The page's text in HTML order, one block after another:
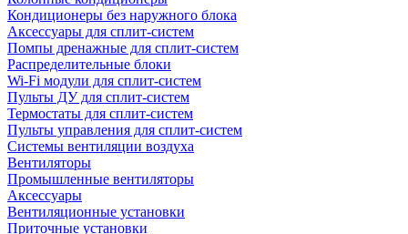
Кондиционеры без наружного блока
Аксессуары для сплит-систем
Помпы дренажные для сплит-систем
Распределительные блоки
Wi-Fi модули для сплит-систем
Пульты ДУ для сплит-систем
Термостаты для сплит-систем
Пульты управления для сплит-систем
Системы вентиляции воздуха
Вентиляторы
Промышленные вентиляторы
Аксессуары
Вентиляционные установки
Приточные установки